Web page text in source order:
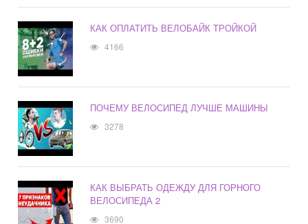
КАК ОПЛАТИТЬ ВЕЛОБАЙК ТРОЙКОЙ
4166
ПОЧЕМУ ВЕЛОСИПЕД ЛУЧШЕ МАШИНЫ
3278
КАК ВЫБРАТЬ ОДЕЖДУ ДЛЯ ГОРНОГО
ВЕЛОСИПЕДА 2
3690